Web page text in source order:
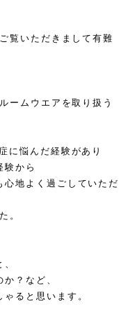
覧いただきまして有難
ームウエアを取り扱う
に悩んだ経験があり
験から
地よく過ごしていただ
。
？など、
ると思います。